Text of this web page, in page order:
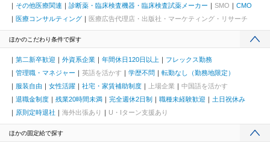
その他医療関連
診断薬・臨床検査機器・臨床検査試薬メーカー SMO
CMO
医療コンサルティング
医療広告代理店・出版社・マーケティング・リサーチ
ほかのこだわり条件で探す
第二新卒歓迎 外資系企業 年間休日120日以上
フレックス勤務
管理職・マネジャー
英語を活かす 学歴不問
転勤なし（勤務地限定）
服装自由
女性活躍 社宅・家賃補助制度 上場企業
中国語を活かす
退職金制度
残業20時間未満 完全週休2日制 職種未経験歓迎
土日祝休み
原則定時退社
海外出張あり U・Iターン支援あり
ほかの固定給で探す